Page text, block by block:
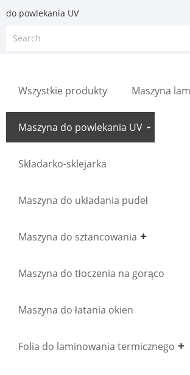
do powlekania UV
Wszystkie produkty Maszyna
Maszyna do powlekania UV
Składarko-sklejarka
Maszyna do układania pudeł
Maszyna do sztancowania
Maszyna do tłoczenia na gorąco
Maszyna do łatania okien
Folia do laminowania termicznego